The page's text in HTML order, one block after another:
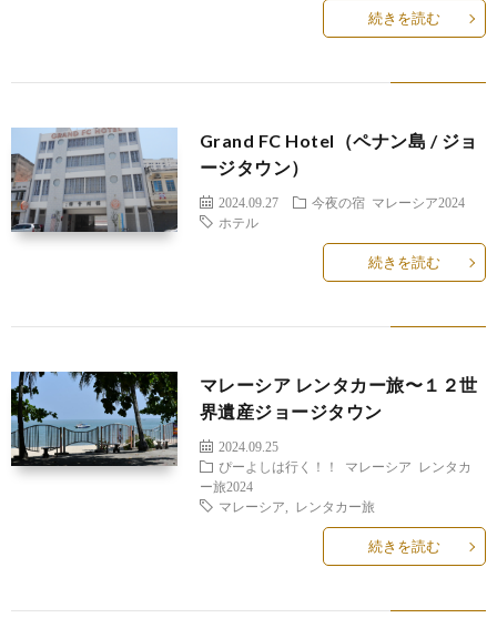
続きを読む
Grand FC Hotel（ペナン島 / ジョ
ージタウン）
2024.09.27 今夜の宿 マレーシア2024
ホテル
続きを読む
マレーシア レンタカー旅〜１２世
界遺産ジョージタウン
2024.09.25
ぴーよしは行く！！
マレーシア レンタカ
ー旅2024
マレーシア
レンタカー旅
続きを読む